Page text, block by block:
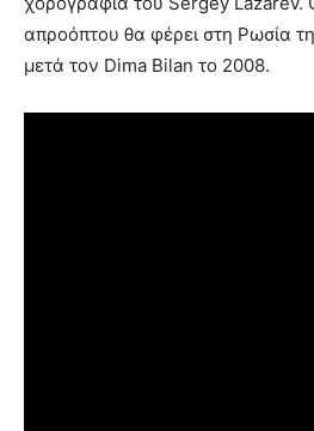
απροόπτου θα φέρει στη Ρωσία
μετά τον Dima Bilan το 2008.